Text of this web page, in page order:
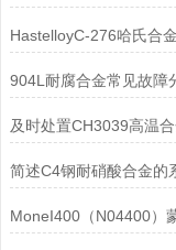
简述C4钢耐硝酸合金的